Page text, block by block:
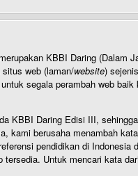
KBBI Daring (Dalam
web (laman/website)
segala perambah web
KBBI Daring Edisi III,
kami berusaha menambah
pendidikan di
tersedia. Untuk mencari kata